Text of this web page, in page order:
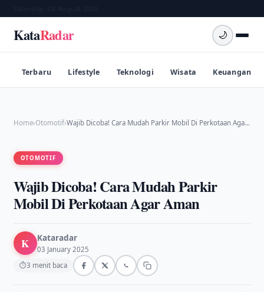
KataRadar 🌙
Terbaru Lifestyle Teknologi Wisata Keuangan
Home›Otomotif›Wajib Dicoba! Cara Mudah Parkir Mobil Di Perkotaan Aga…
OTOMOTIF
Wajib Dicoba! Cara Mudah Parkir
Mobil Di Perkotaan Agar Aman
K Kataradar
03 January 2025
⏱3 menit baca